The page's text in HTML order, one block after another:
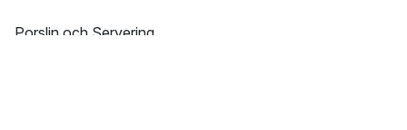
Porslin och Servering